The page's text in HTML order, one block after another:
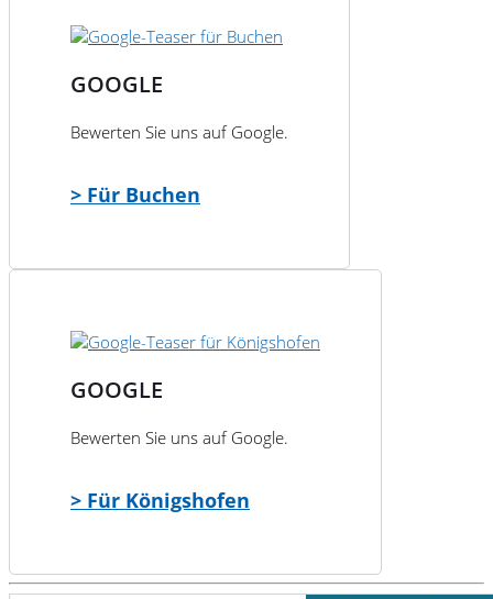
GOOGLE
Bewerten Sie uns auf Google.
> Für Buchen
GOOGLE
Bewerten Sie uns auf Google.
> Für Königshofen